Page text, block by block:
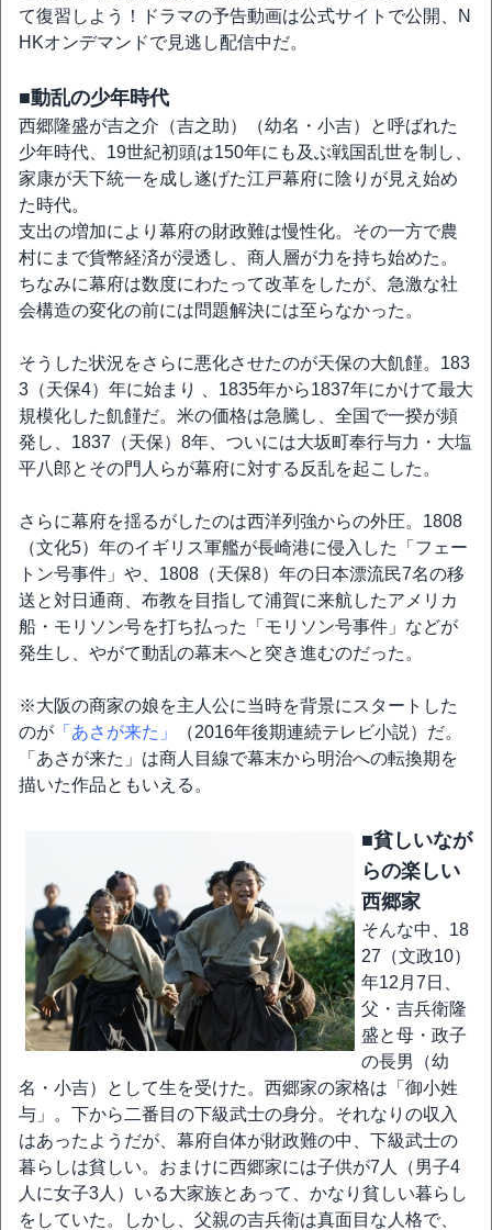
て復習しよう！ドラマの予告動画は公式サイトで公開、N
HKオンデマンドで見逃し配信中だ。
■動乱の少年時代
西郷隆盛が吉之介（吉之助）（幼名・小吉）と呼ばれた
少年時代、19世紀初頭は150年にも及ぶ戦国乱世を制し、
家康が天下統一を成し遂げた江戸幕府に陰りが見え始め
た時代。
支出の増加により幕府の財政難は慢性化。その一方で農
村にまで貨幣経済が浸透し、商人層が力を持ち始めた。
ちなみに幕府は数度にわたって改革をしたが、急激な社
会構造の変化の前には問題解決には至らなかった。
そうした状況をさらに悪化させたのが天保の大飢饉。183
3（天保4）年に始まり 、1835年から1837年にかけて最大
規模化した飢饉だ。米の価格は急騰し、全国で一揆が頻
発し、1837（天保）8年、ついには大坂町奉行与力・大塩
平八郎とその門人らが幕府に対する反乱を起こした。
さらに幕府を揺るがしたのは西洋列強からの外圧。1808
（文化5）年のイギリス軍艦が長崎港に侵入した「フェー
トン号事件」や、1808（天保8）年の日本漂流民7名の移
送と対日通商、布教を目指して浦賀に来航したアメリカ
船・モリソン号を打ち払った「モリソン号事件」などが
発生し、やがて動乱の幕末へと突き進むのだった。
※大阪の商家の娘を主人公に当時を背景にスタートした
のが 「あさが来た」
（2016年後期連続テレビ小説）だ。
「あさが来た」は商人目線で幕末から明治への転換期を
描いた作品ともいえる。
■貧しいなが
らの楽しい
西郷家
そんな中、18
27（文政10）
年12月7日、
父・吉兵衛隆
盛と母・政子
の長男（幼
名・小吉）として生を受けた。西郷家の家格は「御小姓
与」。下から二番目の下級武士の身分。それなりの収入
はあったようだが、幕府自体が財政難の中、下級武士の
暮らしは貧しい。おまけに西郷家には子供が7人（男子4
人に女子3人）いる大家族とあって、かなり貧しい暮らし
をしていた。しかし、父親の吉兵衛は真面目な人格で、